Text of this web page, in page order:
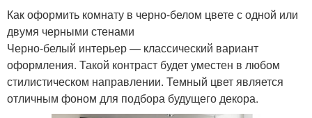
Как оформить комнату в черно-белом цвете с одной или
двумя черными стенами
Черно-белый интерьер — классический вариант
оформления. Такой контраст будет уместен в любом
стилистическом направлении. Темный цвет является
отличным фоном для подбора будущего декора.